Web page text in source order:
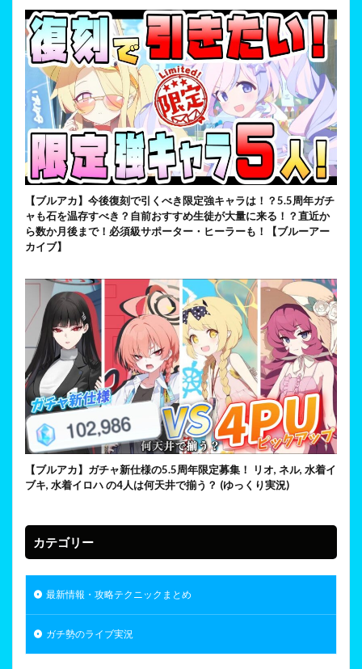
【ブルアカ】今後復刻で引くべき限定強キャラは！？5.5周年ガチ
ャも石を温存すべき？自前おすすめ生徒が大量に来る！？直近か
ら数か月後まで！必須級サポーター・ヒーラーも！【ブルーアー
カイブ】
【ブルアカ】ガチャ新仕様の5.5周年限定募集！ リオ, ネル, 水着イ
ブキ, 水着イロハ の4人は何天井で揃う？ (ゆっくり実況)
カテゴリー
最新情報・攻略テクニックまとめ
ガチ勢のライブ実況